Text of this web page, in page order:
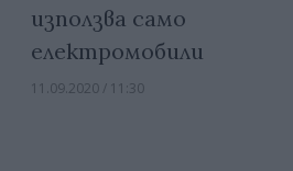
използва само
електромобили
11.09.2020 / 11:30